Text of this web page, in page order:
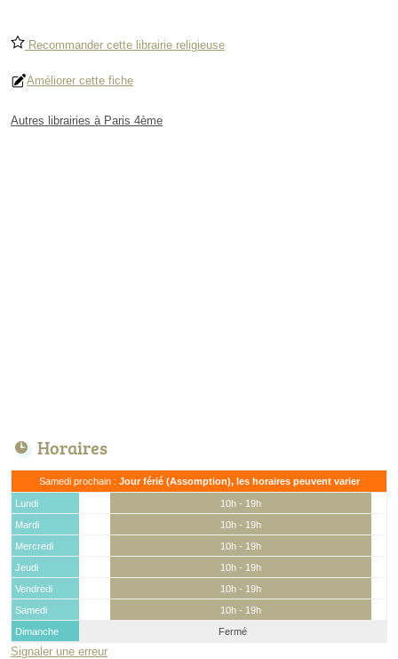
Recommander cette librairie religieuse
Améliorer cette fiche
Autres librairies à Paris 4ème
Horaires
Samedi prochain : Jour férié (Assomption), les horaires peuvent varier
Lundi
10h - 19h
Mardi
10h - 19h
Mercredi
10h - 19h
Jeudi
10h - 19h
Vendredi
10h - 19h
Samedi
10h - 19h
Dimanche
Fermé
Signaler une erreur